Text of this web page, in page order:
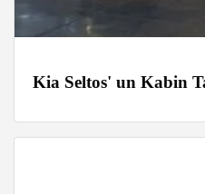
Kia Seltos' un Kabin